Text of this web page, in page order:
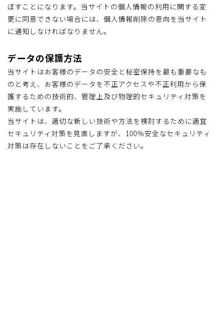
ぼすことになります。当サイトの個人情報の利用に関する変
更に同意できない場合には、個人情報削除の意向を当サイト
に通知しなければなりません。
データの保護方法
当サイトはお客様のデータの安全と秘密保持を最も重要なも
のと考え、お客様のデータを不正アクセスや不正利用から保
護するための技術的、管理上及び物理的セキュリティ対策を
実施しています。
当サイトは、適切な新しい技術や方法を検討するために適宜
セキュリティ対策を見直しますが、100％安全なセキュリティ
対策は存在しないことをご了承ください。